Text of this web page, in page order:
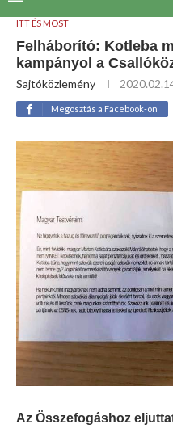
ITT ÉS MOST
Felháborító: Kotleba
kampányol a
Sajtóközlemény
Megosztás a Facebook-on
Az Összefogáshoz